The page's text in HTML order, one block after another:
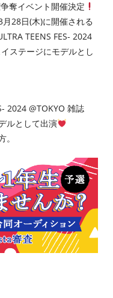
奪イベント開催決定
28日(木)に開催される
TEENS FES- 2024
ステージにモデルとし
2024 @TOKYO 雑誌
ルとして出演